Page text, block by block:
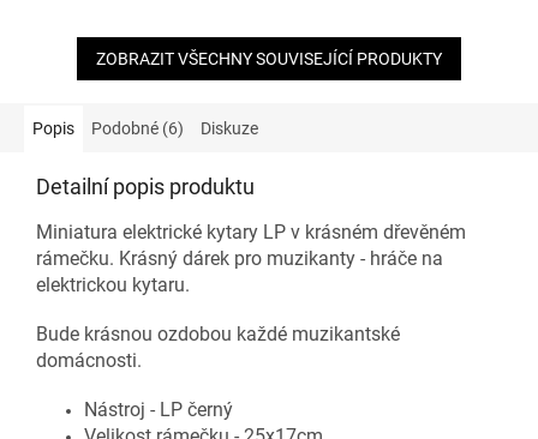
ZOBRAZIT VŠECHNY SOUVISEJÍCÍ PRODUKTY
Popis Podobné (6) Diskuze
Detailní popis produktu
Miniatura elektrické kytary LP v krásném dřevěném
rámečku. Krásný dárek pro muzikanty - hráče na
elektrickou kytaru.
Bude krásnou ozdobou každé muzikantské
domácnosti.
Nástroj - LP černý